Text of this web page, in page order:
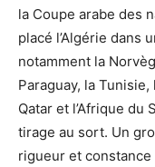
la Coupe arabe des
placé l’Algérie dans
notamment la
Paraguay, la Tunisie,
Qatar et l’Afrique
tirage au sort. Un
rigueur et